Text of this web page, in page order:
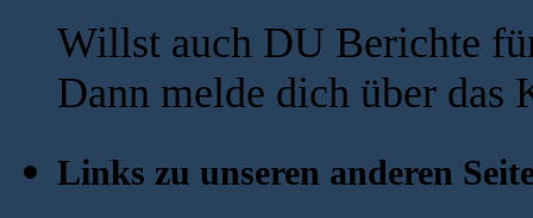
Willst auch DU Berichte
Dann melde dich über
Links zu unseren anderen